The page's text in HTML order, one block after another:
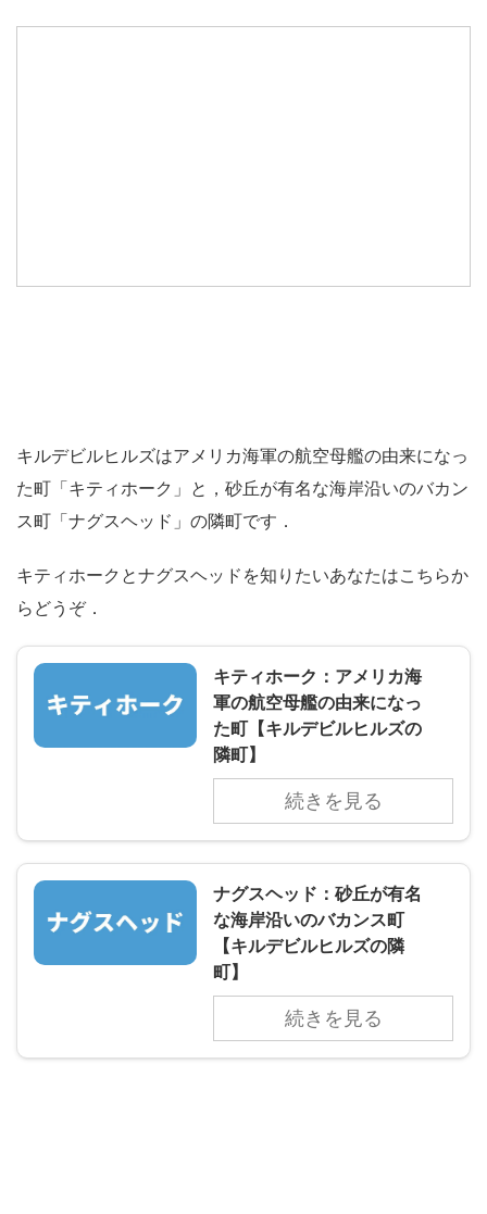
キルデビルヒルズはアメリカ海軍の航空母艦の由来になっ
た町「キティホーク」と，砂丘が有名な海岸沿いのバカン
ス町「ナグスヘッド」の隣町です．
キティホークとナグスヘッドを知りたいあなたはこちらか
らどうぞ．
キティホーク：アメリカ海
軍の航空母艦の由来になっ
た町【キルデビルヒルズの
隣町】
続きを見る
ナグスヘッド：砂丘が有名
な海岸沿いのバカンス町
【キルデビルヒルズの隣
町】
続きを見る